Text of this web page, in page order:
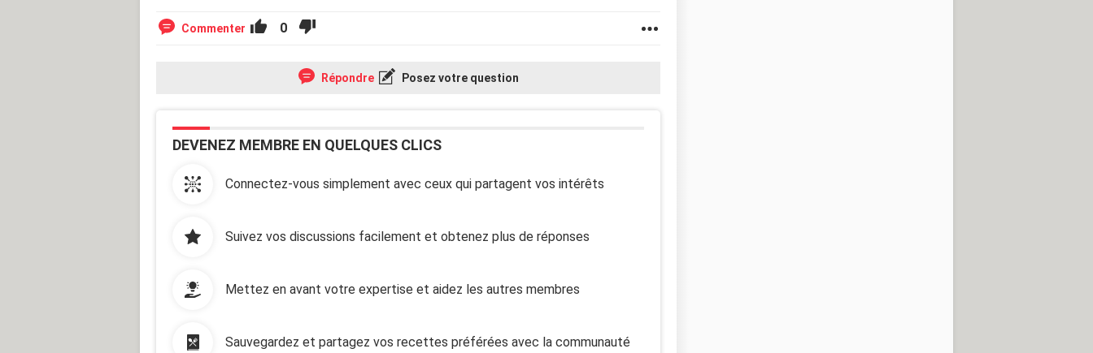
remarques déplaisantes pour se moquer car elle sait que ça m'énerve.
Commenter 0
Répondre Posez votre question
DEVENEZ MEMBRE EN QUELQUES CLICS
Connectez-vous simplement avec ceux qui partagent vos intérêts
Suivez vos discussions facilement et obtenez plus de réponses
Mettez en avant votre expertise et aidez les autres membres
Sauvegardez et partagez vos recettes préférées avec la communauté